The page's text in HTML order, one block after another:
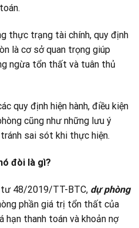
thực trạng tài chính, quy định
là cơ sở quan trọng giúp
ngừa tổn thất và tuân thủ
quy định hiện hành, điều kiện
cũng như những lưu ý
sai sót khi thực hiện.
đòi là gì?
tư 48/2019/TT-BTC, dự phòng
phần giá trị tổn thất của
hạn thanh toán và khoản nợ